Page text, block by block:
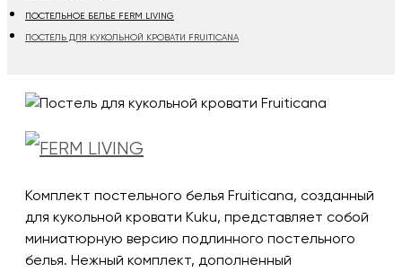
ПОСТЕЛЬНОЕ БЕЛЬЕ FERM LIVING
ПОСТЕЛЬ ДЛЯ КУКОЛЬНОЙ КРОВАТИ FRUITICANA
Комплект постельного белья Fruiticana, созданный
для кукольной кровати Kuku, представляет собой
миниатюрную версию подлинного постельного
белья. Нежный комплект, дополненный